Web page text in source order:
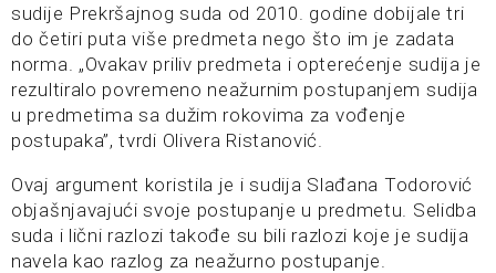
sudije Prekršajnog suda od 2010. godine dobijale tri
do četiri puta više predmeta nego što im je zadata
norma. „Ovakav priliv predmeta i opterećenje sudija je
rezultiralo povremeno neažurnim postupanjem sudija
u predmetima sa dužim rokovima za vođenje
postupaka”, tvrdi Olivera Ristanović.
Ovaj argument koristila je i sudija Slađana Todorović
objašnjavajući svoje postupanje u predmetu. Selidba
suda i lični razlozi takođe su bili razlozi koje je sudija
navela kao razlog za neažurno postupanje.